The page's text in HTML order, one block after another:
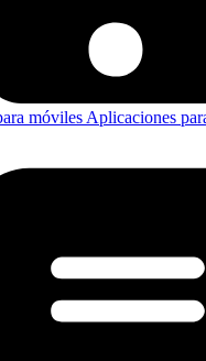
móviles Aplicaciones